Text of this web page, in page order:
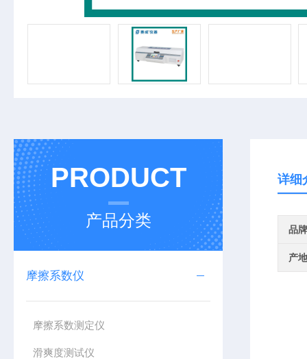
PRODUCT
产品分类
摩擦系数仪
摩擦系数测定仪
滑爽度测试仪
详细
品牌
产